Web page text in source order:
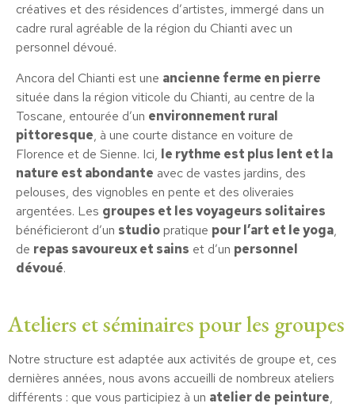
créatives et des résidences d’artistes, immergé dans un
cadre rural agréable de la région du Chianti avec un
personnel dévoué.
Ancora del Chianti est une ancienne ferme en pierre
située dans la région viticole du Chianti, au centre de la
Toscane, entourée d’un environnement rural
pittoresque, à une courte distance en voiture de
Florence et de Sienne. Ici, le rythme est plus lent et la
nature est abondante avec de vastes jardins, des
pelouses, des vignobles en pente et des oliveraies
argentées. Les groupes et les voyageurs solitaires
bénéficieront d’un studiopratique pour l’art et le yoga,
de repas savoureux et sains et d’un personnel
dévoué.
Ateliers et séminaires pour les groupes
Notre structure est adaptée aux activités de groupe et, ces
dernières années, nous avons accueilli de nombreux ateliers
différents : que vous participiez à un atelier de peinture,